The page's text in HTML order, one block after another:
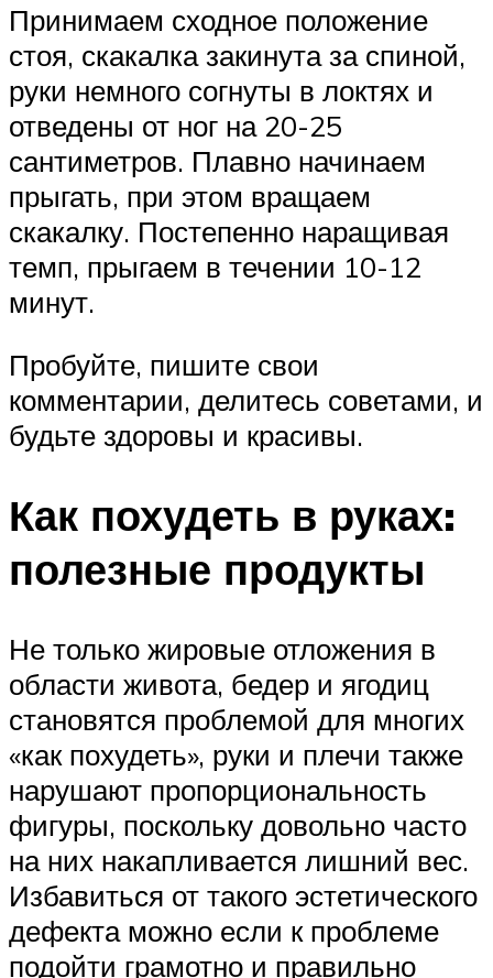
Принимаем сходное положение
стоя, скакалка закинута за спиной,
руки немного согнуты в локтях и
отведены от ног на 20-25
сантиметров. Плавно начинаем
прыгать, при этом вращаем
скакалку. Постепенно наращивая
темп, прыгаем в течении 10-12
минут.
Пробуйте, пишите свои
комментарии, делитесь советами, и
будьте здоровы и красивы.
Как похудеть в руках:
полезные продукты
Не только жировые отложения в
области живота, бедер и ягодиц
становятся проблемой для многих
«как похудеть», руки и плечи также
нарушают пропорциональность
фигуры, поскольку довольно часто
на них накапливается лишний вес.
Избавиться от такого эстетического
дефекта можно если к проблеме
подойти грамотно и правильно